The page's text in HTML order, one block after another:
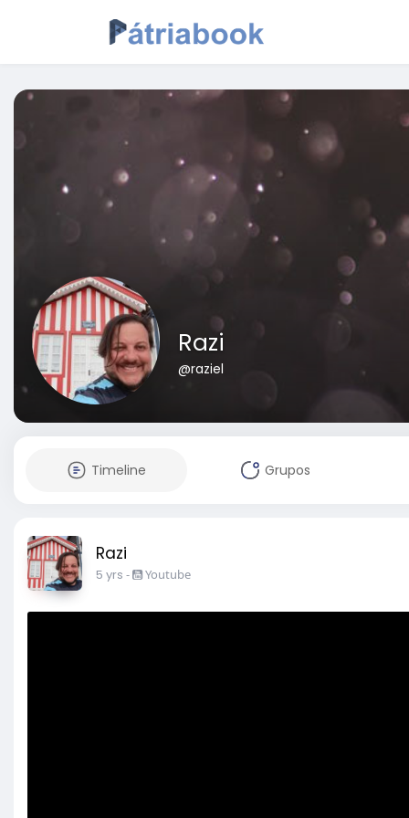
Razi
@raziel
Timeline Grupos
Razi
5 yrs - Youtube